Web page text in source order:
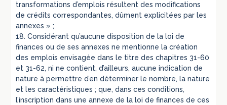
transformations d’emplois résultent des modifications
de crédits correspondantes, dûment explicitées par les
annexes » ;
18. Considérant qu’aucune disposition de la loi de
finances ou de ses annexes ne mentionne la création
des emplois envisagée dans le titre des chapitres 31-60
et 31-62, ni ne contient, d’ailleurs, aucune indication de
nature à permettre d’en déterminer le nombre, la nature
et les caractéristiques ; que, dans ces conditions,
l’inscription dans une annexe de la loi de finances de ces